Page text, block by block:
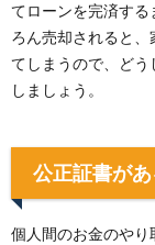
てローンを完済す
ろん売却されると
てしまうので、ど
しましょう。
公正証書が
個人間のお金のや